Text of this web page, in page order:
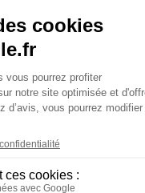
Lundi à 10:00
Copyright
des ventes